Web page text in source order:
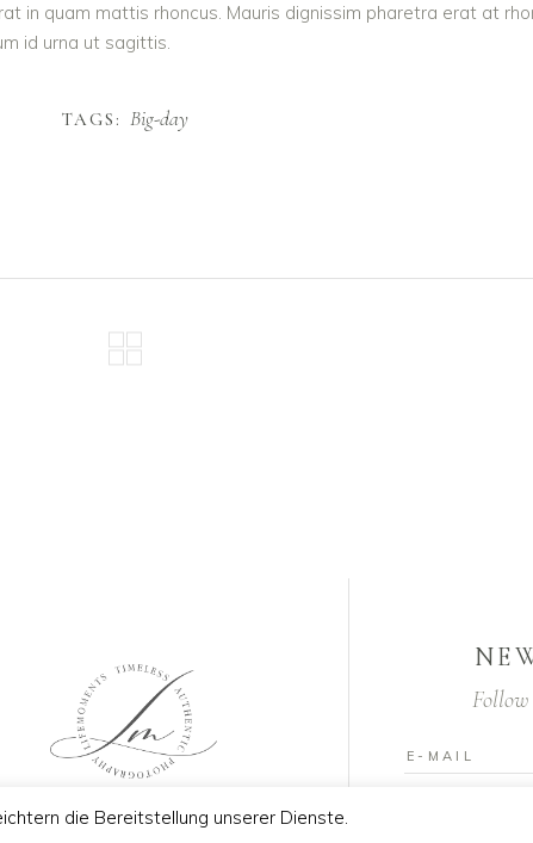
in quam mattis rhoncus. Mauris dignissim pharetra erat at
id urna ut sagittis.
TAGS: Big-day
Follow
die Bereitstellung unserer Dienste.